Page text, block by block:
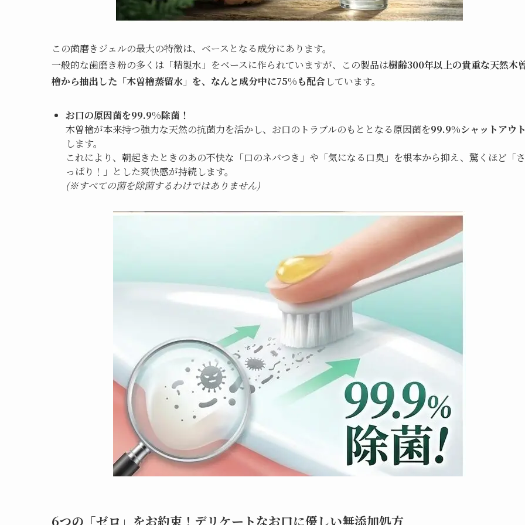
この歯磨きジェルの最大の特徴は、ベースとなる成分にあります。
一般的な歯磨き粉の多くは「精製水」をベースに作られていますが、この製品は樹齢300年以上の貴重な天然木
檜から抽出した「木曽檜蒸留水」を、なんと成分中に75%も配合しています。
お口の原因菌を99.9%除菌！
木曽檜が本来持つ強力な天然の抗菌力を活かし、お口のトラブルのもととなる原因菌を99.9%シャットアウト
します。
これにより、朝起きたときのあの不快な「口のネバつき」や「気になる口臭」を根本から抑え、驚くほど「さ
っぱり！」とした爽快感が持続します。
(※すべての菌を除菌するわけではありません)
6つの「ゼロ」をお約束！デリケートなお口に優しい無添加処方